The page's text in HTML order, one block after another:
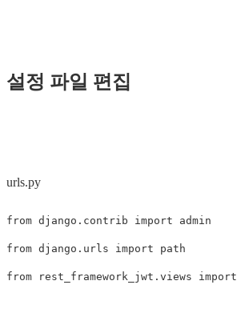
설정 파일 편집
urls.py
from django.contrib import admin
from django.urls import path
from rest_framework_jwt.views import